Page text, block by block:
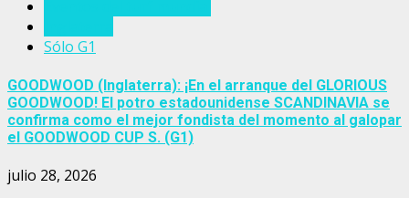
Sólo G1
GOODWOOD (Inglaterra): ¡En el arranque del GLORIOUS
GOODWOOD! El potro estadounidense SCANDINAVIA se
confirma como el mejor fondista del momento al galopar
el GOODWOOD CUP S. (G1)
julio 28, 2026